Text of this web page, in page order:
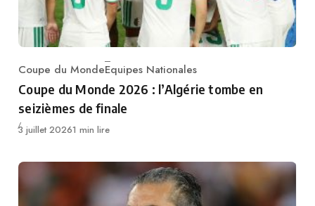
Category
Coupe du MondeEquipes Nationales
Coupe du Monde 2026 : l’Algérie tombe en
seizièmes de finale
Publié
3 juillet 20261 min lire